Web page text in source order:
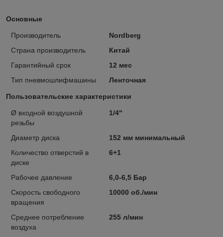
Основные
Производитель
Nordberg
Страна производитель
Китай
Гарантийный срок
12 мес
Тип пневмошлифмашины
Ленточная
Пользовательские характеристики
Ø входной воздушной
резьбы
1/4"
Диаметр диска
152 мм минимальный
Количество отверстий в
диске
6+1
Рабочее давление
6,0-6,5 Бар
Скорость свободного
вращения
10000 об./мин
Среднее потребление
воздуха
255 л/мин